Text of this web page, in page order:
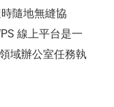
隨地無縫協
線上平台是一
域辦公室任務執